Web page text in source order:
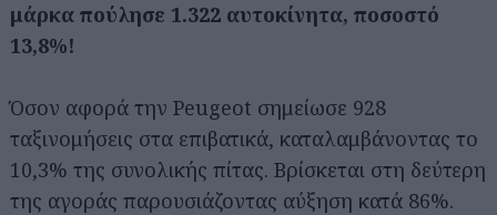
μάρκα πούλησε 1.322 αυτοκίνητα, ποσοστό
13,8%!
Όσον αφορά την Peugeot σημείωσε 928
ταξινομήσεις στα επιβατικά, καταλαμβάνοντας το
10,3% της συνολικής πίτας. Βρίσκεται στη δεύτερη
της αγοράς παρουσιάζοντας αύξηση κατά 86%.